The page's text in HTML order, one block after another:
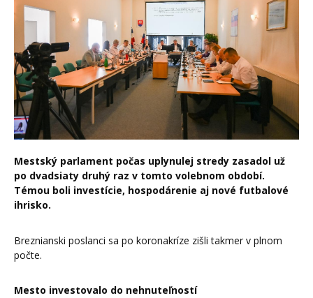
Mestský parlament počas uplynulej stredy zasadol už
po dvadsiaty druhý raz v tomto volebnom období.
Témou boli investície, hospodárenie aj nové futbalové
ihrisko.
Breznianski poslanci sa po koronakríze zišli takmer v plnom
počte.
Mesto investovalo do nehnuteľností